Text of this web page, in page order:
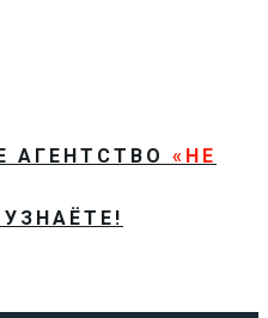
АГЕНТСТВО «НЕ